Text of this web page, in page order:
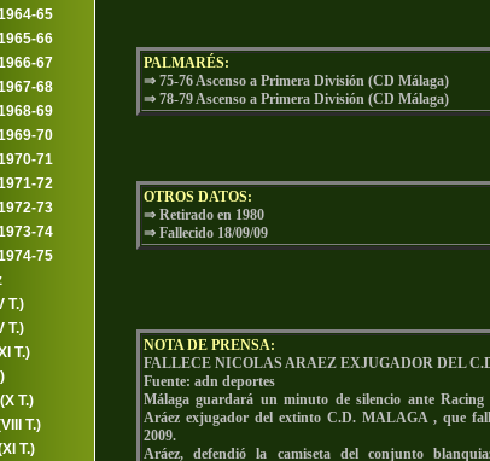
65
66
67
68
69
70
71
72
73
74
75
T.)
T.)
T.)
T.)
T.)
T.)
PALMARÉS:
⇒ 75-76 Ascenso a Primera División (CD Málaga)
⇒ 78-79 Ascenso a Primera División (CD Málaga)
OTROS DATOS:
⇒ Retirado en 1980
⇒ Fallecido 18/09/09
NOTA DE PRENSA:
FALLECE NICOLAS ARAEZ EXJUGADOR DEL
Fuente: adn deportes
Málaga guardará un minuto de silencio ante
Aráez exjugador del extinto C.D. MALAGA , que
2009.
Aráez, defendió la camiseta del conjunto